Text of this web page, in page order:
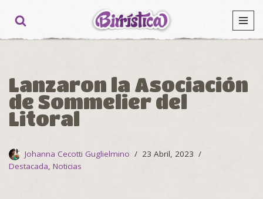
Lanzaron la Asociación
de Sommelier del
Litoral
Johanna Cecotti Guglielmino
23 Abril, 2023
Destacada, Noticias